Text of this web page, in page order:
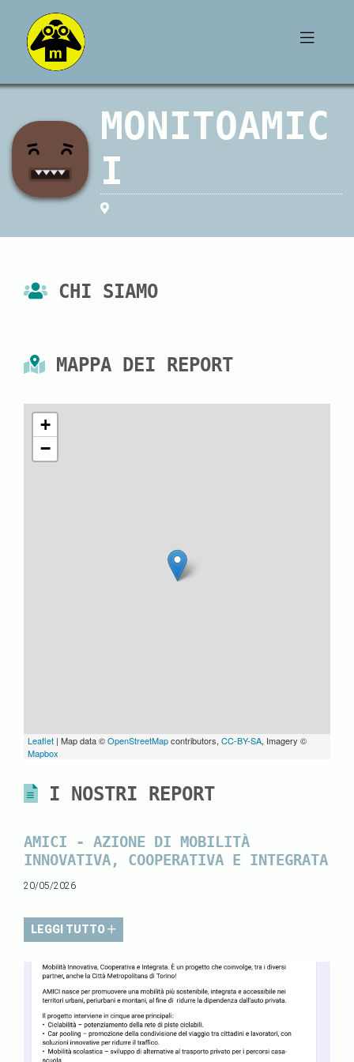
MONITOAMIC
I
CHI SIAMO
MAPPA DEI REPORT
+
−
Leaflet | Map data ©OpenStreetMapcontributors, CC-BY-SA, Imagery ©
Mapbox
I NOSTRI REPORT
AMICI - AZIONE DI MOBILITÀ
INNOVATIVA, COOPERATIVA E INTEGRATA
20/05/2026
LEGGI TUTTO